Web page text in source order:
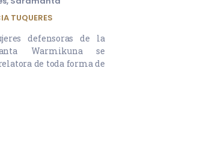
TUQUERES
defensoras de la
Warmikuna se
de toda forma de